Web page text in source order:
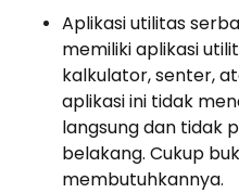
Aplikasi utilitas
memiliki aplikasi
kalkulator, senter,
aplikasi ini tidak
langsung dan tidak
belakang. Cukup
membutuhkannya.